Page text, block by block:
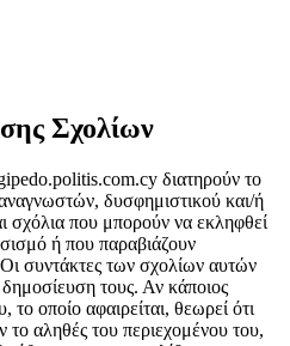
Σχολίων
gipedo.politis.com.cy διατηρούν το
δυσφημιστικού και/ή
σχόλια που μπορούν να εκληφθεί
ή που παραβιάζουν
συντάκτες των σχολίων αυτών
τους. Αν κάποιος
οποίο αφαιρείται, θεωρεί ότι
το αληθές του περιεχομένου του,